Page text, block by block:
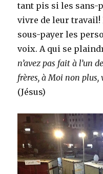
tant pis si les sans-
vivre de leur travail!
sous-payer les
voix. A qui se
n’avez pas fait à l’un
frères, à Moi non plus,
(Jésus)